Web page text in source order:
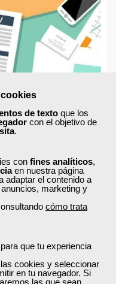
cookies
de texto que los
con el objetivo de
.
con fines analíticos,
en nuestra página
adaptar el contenido a
marketing y
cómo trata
que tu experiencia
las cookies y seleccionar
en tu navegador. Si
las que sean
gestionar los RR.HH.
con su trabajo y crean en
de todo empresario. En las
de empleados, el